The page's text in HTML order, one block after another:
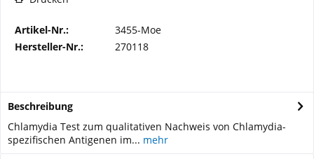
Artikel-Nr.:
3455-Moe
Hersteller-Nr.:
270118
Beschreibung
Chlamydia Test zum qualitativen Nachweis von Chlamydia-
spezifischen Antigenen im... mehr